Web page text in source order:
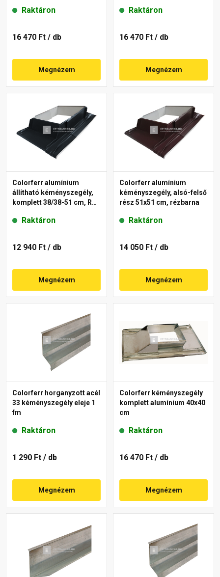
Raktáron
16 470 Ft / db
Megnézem
Raktáron
16 470 Ft / db
Megnézem
Colorferr alumínium
állítható kéményszegély,
komplett 38/38-51 cm, RAL
Raktáron
12 940 Ft / db
Megnézem
Colorferr alumínium
kéményszegély, alsó-felső
rész 51x51 cm, rézbarna
Raktáron
14 050 Ft / db
Megnézem
Colorferr horganyzott acél
33 kéményszegély eleje 1
fm
Raktáron
1 290 Ft / db
Megnézem
Colorferr kéményszegély
komplett alumínium 40x40
cm
Raktáron
16 470 Ft / db
Megnézem